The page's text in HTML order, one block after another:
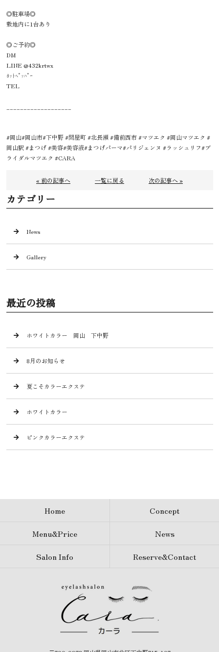
◎駐車場◎
敷地内に1台あり
◎ご予約◎
DM
LINE @432krtwx
ﾎｯﾄﾍﾟｯﾊﾟｰ
TEL
#岡山#岡山市#下中野 #問屋町 #北長瀬 #備前西市 #マツエク #岡山マツエク #
岡山駅 #まつげ #美容#美容液#まつげパーマ#パリジェンヌ #ラッシュリフ#ブ
ライダルマツエク #CARA
« 前の記事へ 一覧に戻る 次の記事へ »
カテゴリー
News
Gallery
最近の投稿
ホワイトカラー 岡山 下中野
8月のお知らせ
夏こそカラーエクステ
ホワイトカラー
ピンクカラーエクステ
Home
Concept
Menu&Price
News
Salon Info
Reserve&Contact